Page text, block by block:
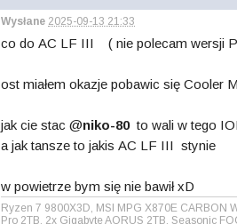
Wysłane 2025-09-13 21:33
co do AC LF III ( nie polecam wersji
ost miałem okazje pobawic się Cooler
jak cie stac @niko-80to wali w tego
a jak tansze to jakis AC LF III stynie
w powietrze bym się nie bawił xD
Ryzen 7 9800X3D, MSI MPG X870E CARBON
Pro 2TB, 2x Gigabyte AORUS 2TB, Seasonic